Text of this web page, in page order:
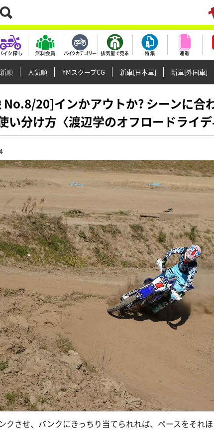
順 人気順 YMスクープCG 新車[日本車] 新車[外国車]
No.8/20]インかアウトか? シーンに合
い分け方〈渡辺学のオフロードライデ
クさせ、バンクにきっちり当てられれば、ペースをそれ